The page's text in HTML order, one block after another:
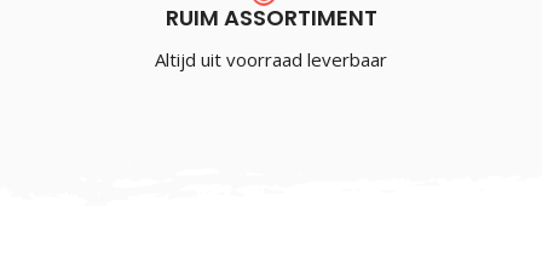
RUIM ASSORTIMENT
Altijd uit voorraad leverbaar